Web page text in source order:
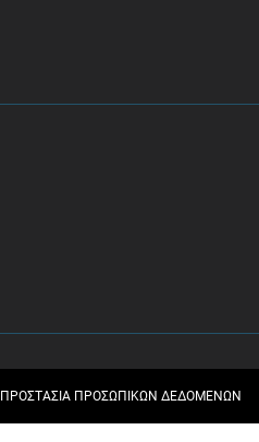
ΠΡΟΣΤΑΣΙΑ ΠΡΟΣΩΠΙΚΩΝ ΔΕΔΟΜΕΝΩΝ